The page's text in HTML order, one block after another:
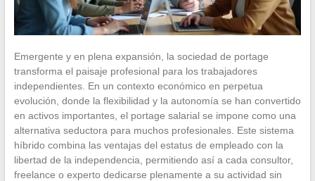
Emergente y en plena expansión, la sociedad de portage
transforma el paisaje profesional para los trabajadores
independientes. En un contexto económico en perpetua
evolución, donde la flexibilidad y la autonomía se han convertido
en activos importantes, el portage salarial se impone como una
alternativa seductora para muchos profesionales. Este sistema
híbrido combina las ventajas del estatus de empleado con la
libertad de la independencia, permitiendo así a cada consultor,
freelance o experto dedicarse plenamente a su actividad sin